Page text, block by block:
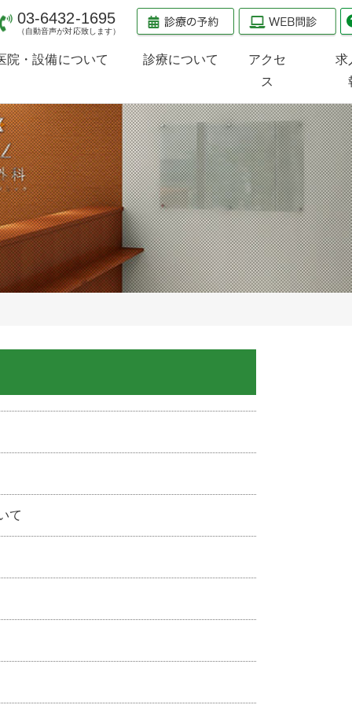
院・設備について
査治療機器のご案内
診療について
当院の受診方法
整形外科
スポーツ整形外科
スポーツ内科
小児整形外科
栄養外来
水素療法
アクセ
ス
求
03-6432-1695
（自動音声が対応致します）
て